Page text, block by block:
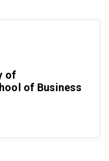
of
of Business